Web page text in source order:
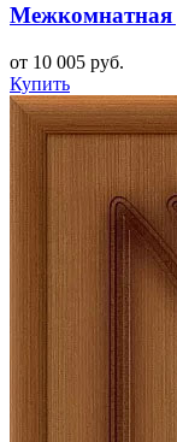
Межкомнатная
от 10 005 руб.
Купить